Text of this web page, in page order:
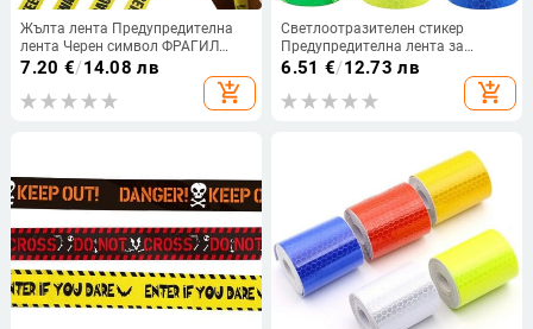
Жълта лента Предупредителна
лента Черен символ ФРАГИЛ
Лента за идентификация на
опасност 2,4 см*25 М Декорация
Предупредителни знаци
7.20 €/14.08 лв
add_shopping_cart
Светлоотразителен стикер
Предупредителна лента за
безопасност Висока видимост
Самозалепващи водоустойчиви
бели червени жълти сини
6.51 €/12.73 лв
add_shopping_cart